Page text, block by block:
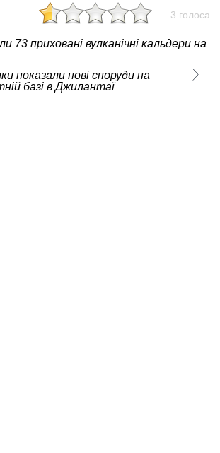
3 голоса
73 приховані вулканічні кальдери на
показали нові споруди на
базі в Джилантаї